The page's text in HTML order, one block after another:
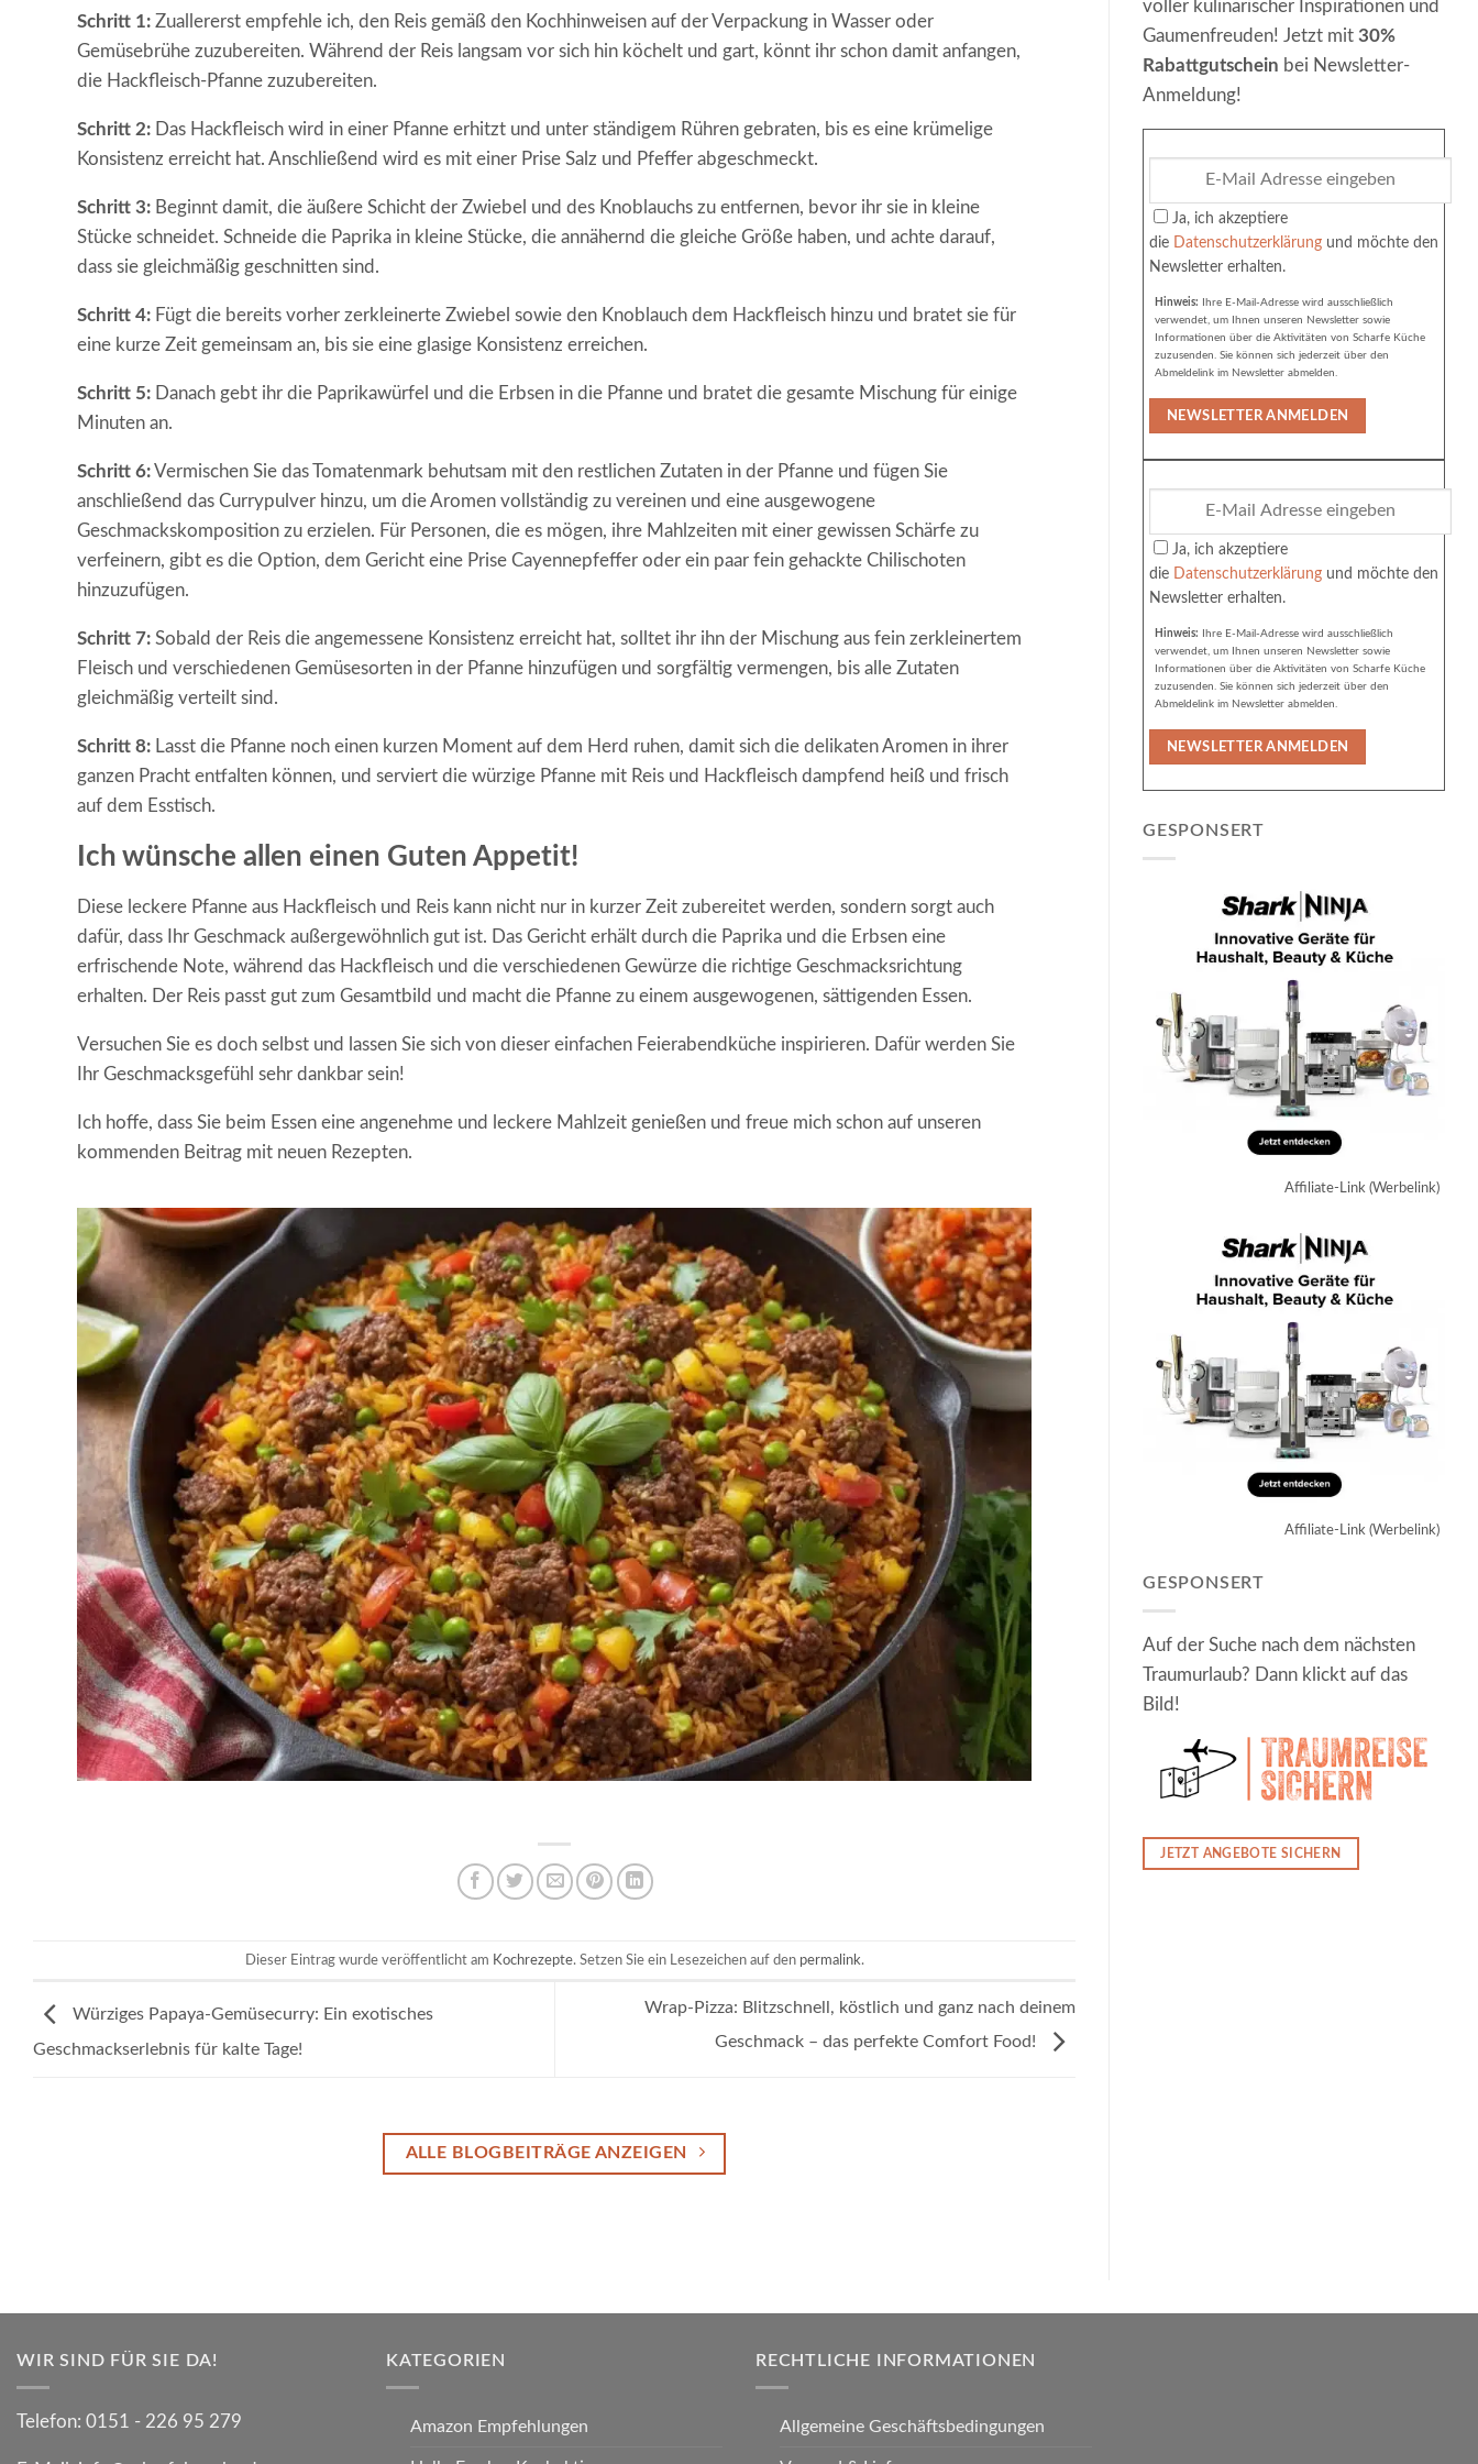
Schritt 1: Zuallererst empfehle ich, den Reis gemäß den Kochhinweisen auf der Verpackung in Wasser oder
Gemüsebrühe zuzubereiten. Während der Reis langsam vor sich hin köchelt und gart, könnt ihr schon damit anfangen,
die Hackfleisch-Pfanne zuzubereiten.
Schritt 2: Das Hackfleisch wird in einer Pfanne erhitzt und unter ständigem Rühren gebraten, bis es eine krümelige
Konsistenz erreicht hat. Anschließend wird es mit einer Prise Salz und Pfeffer abgeschmeckt.
Schritt 3: Beginnt damit, die äußere Schicht der Zwiebel und des Knoblauchs zu entfernen, bevor ihr sie in kleine
Stücke schneidet. Schneide die Paprika in kleine Stücke, die annähernd die gleiche Größe haben, und achte darauf,
dass sie gleichmäßig geschnitten sind.
Schritt 4: Fügt die bereits vorher zerkleinerte Zwiebel sowie den Knoblauch dem Hackfleisch hinzu und bratet sie für
eine kurze Zeit gemeinsam an, bis sie eine glasige Konsistenz erreichen.
Schritt 5: Danach gebt ihr die Paprikawürfel und die Erbsen in die Pfanne und bratet die gesamte Mischung für einige
Minuten an.
Schritt 6:Vermischen Sie das Tomatenmark behutsam mit den restlichen Zutaten in der Pfanne und fügen Sie
anschließend das Currypulver hinzu, um die Aromen vollständig zu vereinen und eine ausgewogene
Geschmackskomposition zu erzielen. Für Personen, die es mögen, ihre Mahlzeiten mit einer gewissen Schärfe zu
verfeinern, gibt es die Option, dem Gericht eine Prise Cayennepfeffer oder ein paar fein gehackte Chilischoten
hinzuzufügen.
Schritt 7: Sobald der Reis die angemessene Konsistenz erreicht hat, solltet ihr ihn der Mischung aus fein zerkleinertem
Fleisch und verschiedenen Gemüsesorten in der Pfanne hinzufügen und sorgfältig vermengen, bis alle Zutaten
gleichmäßig verteilt sind.
Schritt 8: Lasst die Pfanne noch einen kurzen Moment auf dem Herd ruhen, damit sich die delikaten Aromen in ihrer
ganzen Pracht entfalten können, und serviert die würzige Pfanne mit Reis und Hackfleisch dampfend heiß und frisch
auf dem Esstisch.
Ich wünsche allen einen Guten Appetit!
Diese leckere Pfanne aus Hackfleisch und Reis kann nicht nur in kurzer Zeit zubereitet werden, sondern sorgt auch
dafür, dass Ihr Geschmack außergewöhnlich gut ist. Das Gericht erhält durch die Paprika und die Erbsen eine
erfrischende Note, während das Hackfleisch und die verschiedenen Gewürze die richtige Geschmacksrichtung
erhalten. Der Reis passt gut zum Gesamtbild und macht die Pfanne zu einem ausgewogenen, sättigenden Essen.
Versuchen Sie es doch selbst und lassen Sie sich von dieser einfachen Feierabendküche inspirieren. Dafür werden Sie
Ihr Geschmacksgefühl sehr dankbar sein!
Ich hoffe, dass Sie beim Essen eine angenehme und leckere Mahlzeit genießen und freue mich schon auf unseren
kommenden Beitrag mit neuen Rezepten.
Dieser Eintrag wurde veröffentlicht am Kochrezepte. Setzen Sie ein Lesezeichen auf den permalink.
Würziges Papaya-Gemüsecurry: Ein exotisches
Geschmackserlebnis für kalte Tage!
Wrap-Pizza: Blitzschnell, köstlich und ganz nach deinem
Geschmack – das perfekte Comfort Food!
ALLE BLOGBEITRÄGE ANZEIGEN
voller kulinarischer Inspirationen und
Gaumenfreuden! Jetzt mit 30%
Rabattgutschein bei Newsletter-
Anmeldung!
Ja, ich akzeptiere
die
Datenschutzerklärung und möchte den
Newsletter erhalten.
Hinweis: Ihre E-Mail-Adresse wird ausschließlich
verwendet, um Ihnen unseren Newsletter sowie
Informationen über die Aktivitäten von Scharfe Küche
zuzusenden. Sie können sich jederzeit über den
Abmeldelink im Newsletter abmelden.
Ja, ich akzeptiere
die
Datenschutzerklärung und möchte den
Newsletter erhalten.
Hinweis: Ihre E-Mail-Adresse wird ausschließlich
verwendet, um Ihnen unseren Newsletter sowie
Informationen über die Aktivitäten von Scharfe Küche
zuzusenden. Sie können sich jederzeit über den
Abmeldelink im Newsletter abmelden.
GESPONSERT
Affiliate-Link (Werbelink)
Affiliate-Link (Werbelink)
GESPONSERT
Auf der Suche nach dem nächsten
Traumurlaub? Dann klickt auf das
Bild!
JETZT ANGEBOTE SICHERN
WIR SIND FÜR SIE DA!
Telefon: 0151 - 226 95 279
KATEGORIEN
Amazon Empfehlungen
RECHTLICHE INFORMATIONEN
Allgemeine Geschäftsbedingungen